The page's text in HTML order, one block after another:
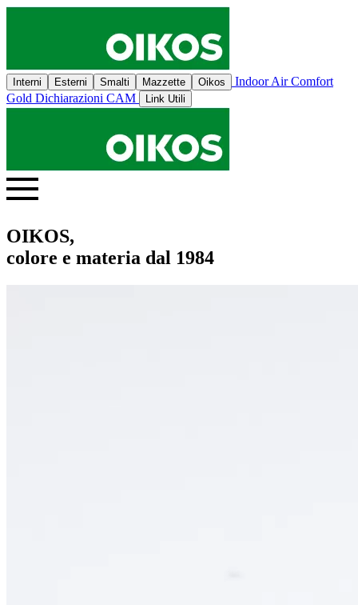
Interni Esterni Smalti Mazzette Oikos
Indoor Air Comfort
Gold Dichiarazioni CAM Link Utili
OIKOS,
colore e materia dal 1984